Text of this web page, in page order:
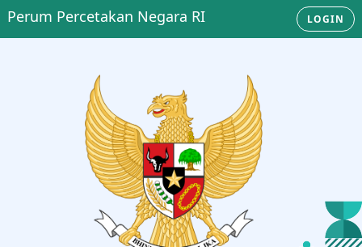
Perum Percetakan Negara RI LOGIN